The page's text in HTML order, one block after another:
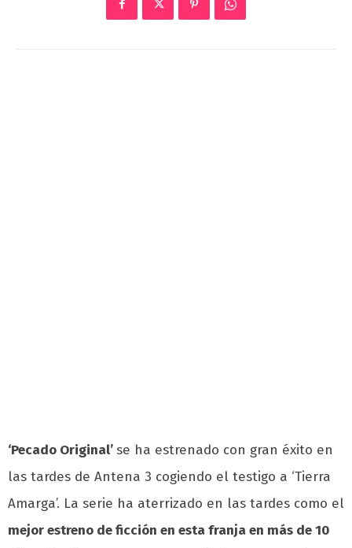
‘Pecado Original’se ha estrenado con gran éxito en
las tardes de Antena 3 cogiendo el testigo a ‘Tierra
Amarga’. La serie ha aterrizado en las tardes como el
mejor estreno de ficción en esta franja en más de 10